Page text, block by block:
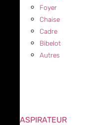
Foyer
Chaise
Cadre
Bibelot
Autres
ASPIRATEUR